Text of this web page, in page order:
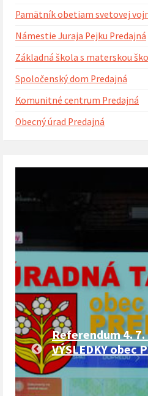
Pamätník obetiam svetovej
Námestie Juraja Pejku Predajná
Základná škola s materskou
Spoločenský dom Predajná
Komunitné centrum Predajná
Obecný úrad Predajná
Referendum 4. 7.
VÝSLEDKY obec